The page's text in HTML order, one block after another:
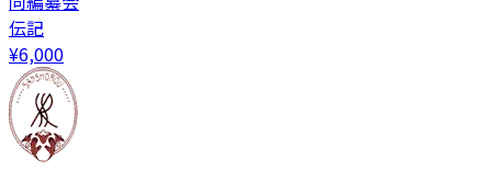
伝記
¥6,000